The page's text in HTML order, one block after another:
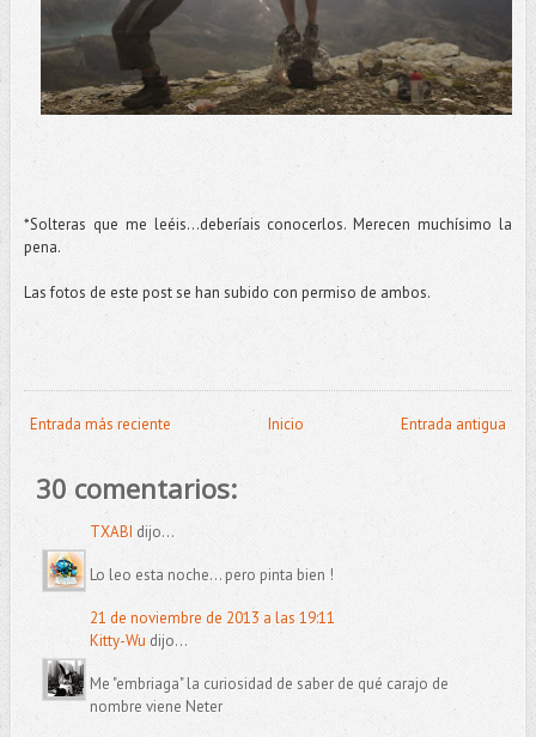
*Solteras que me leéis...deberíais conocerlos. Merecen muchísimo la
pena.
Las fotos de este post se han subido con permiso de ambos.
Entrada más reciente Entrada antigua
Inicio
30 comentarios:
TXABI dijo...
Lo leo esta noche... pero pinta bien !
21 de noviembre de 2013 a las 19:11
Kitty-Wu dijo...
Me "embriaga" la curiosidad de saber de qué carajo de
nombre viene Neter